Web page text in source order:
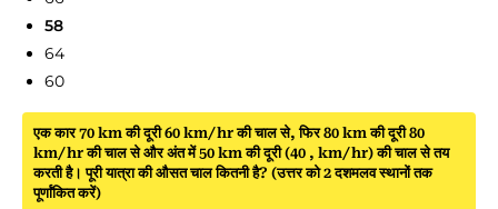
58
64
60
एक कार 70 km की दूरी 60 km/hr की चाल से, फिर 80 km की दूरी 80
km/hr की चाल से और अंत में 50 km की दूरी (40 , km/hr) की चाल से तय
करती है। पूरी यात्रा की औसत चाल कितनी है? (उत्तर को 2 दशमलव स्थानों तक
पूर्णांकित करें)